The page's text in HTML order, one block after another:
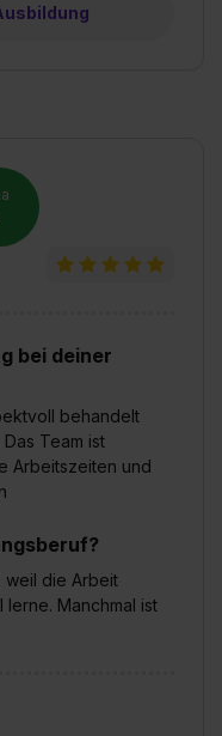
bei deiner
behandelt
Team ist
Arbeitszeiten und
weil die Arbeit
Manchmal ist